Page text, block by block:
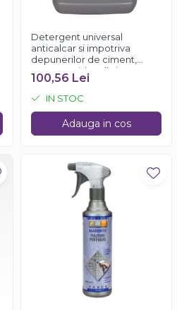
Detergent universal
anticalcar si impotriva
depunerilor de ciment,
Faren Rapido, 5 litri
100,56 Lei
IN STOC
Adauga in cos